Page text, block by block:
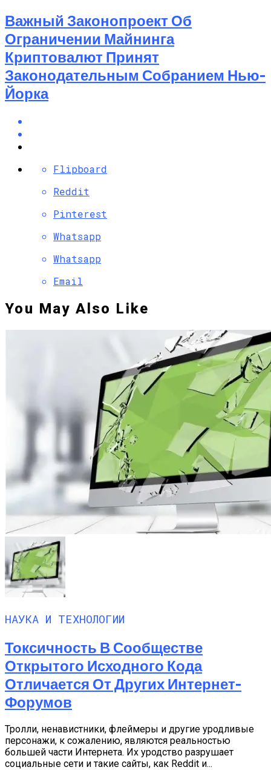
Важный Законопроект Об
Ограничении Майнинга
Криптовалют Принят
Законодательным Собранием Нью-
Йорка
Flipboard
Reddit
Pinterest
Whatsapp
Whatsapp
Email
You May Also Like
НАУКА И ТЕХНОЛОГИИ
Токсичность В Сообществе
Открытого Исходного Кода
Отличается От Других Интернет-
Форумов
Тролли, ненавистники, флеймеры и другие уродливые
персонажи, к сожалению, являются реальностью
большей части Интернета. Их уродство разрушает
социальные сети и такие сайты, как Reddit и...